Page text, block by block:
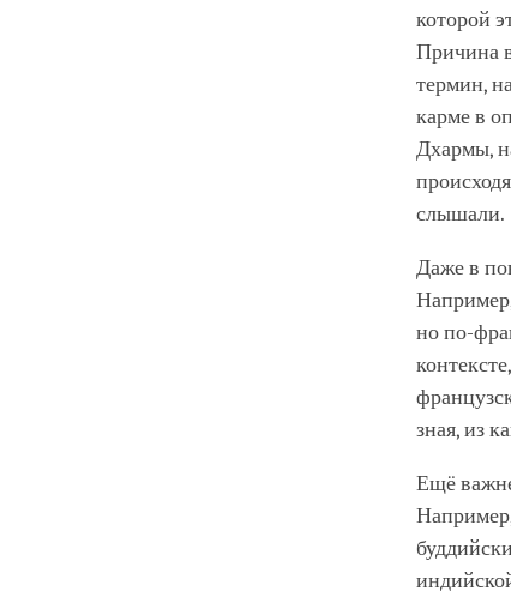
которой
Причина
термин,
карме в
Дхармы,
слышали.
Даже в
но по-
зная, из
Ещё